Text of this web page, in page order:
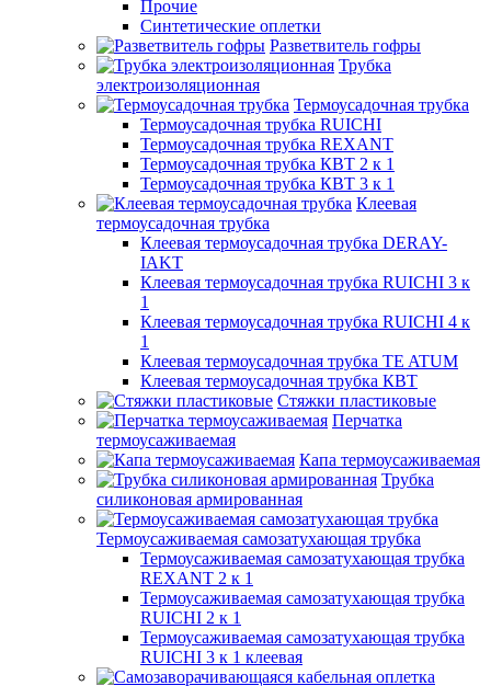
Прочие
Синтетические оплетки
Разветвитель гофры
Трубка
электроизоляционная
Термоусадочная трубка
Термоусадочная трубка RUICHI
Термоусадочная трубка REXANT
Термоусадочная трубка КВТ 2 к 1
Термоусадочная трубка КВТ 3 к 1
Клеевая
термоусадочная трубка
Клеевая термоусадочная трубка DERAY-
IAKT
Клеевая термоусадочная трубка RUICHI 3 к
1
Клеевая термоусадочная трубка RUICHI 4 к
1
Клеевая термоусадочная трубка TE ATUM
Клеевая термоусадочная трубка КВТ
Стяжки пластиковые
Перчатка
термоусаживаемая
Капа термоусаживаемая
Трубка
силиконовая армированная
Термоусаживаемая самозатухающая трубка
Термоусаживаемая самозатухающая трубка
REXANT 2 к 1
Термоусаживаемая самозатухающая трубка
RUICHI 2 к 1
Термоусаживаемая самозатухающая трубка
RUICHI 3 к 1 клеевая